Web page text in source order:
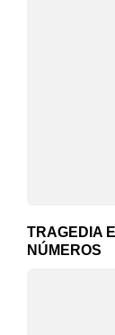
TRAGEDIA
NÚMEROS